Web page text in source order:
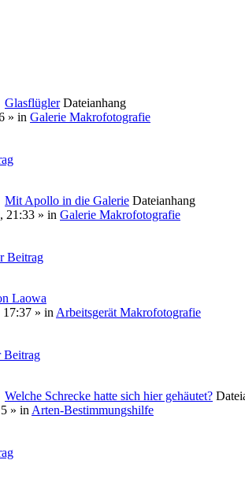
Glasflügler Dateianhang
» in Galerie Makrofotografie
Mit Apollo in die Galerie Dateianhang
21:33 » in Galerie Makrofotografie
Beitrag
Laowa
» in Arbeitsgerät Makrofotografie
Beitrag
Welche Schrecke hatte sich hier gehäutet?
» in Arten-Bestimmungshilfe